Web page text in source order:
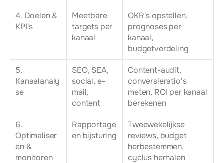
4. Doelen &
KPI's
Meetbare
targets per
kanaal
OKR's opstellen,
prognoses per
kanaal,
budgetverdeling
5.
Kanaalanaly
se
SEO, SEA,
social, e-
mail,
content
Content-audit,
conversieratio's
meten, ROI per kanaal
berekenen
6.
Optimaliser
en &
monitoren
Rapportage
en bijsturing
Tweewekelijkse
reviews, budget
herbestemmen,
cyclus herhalen